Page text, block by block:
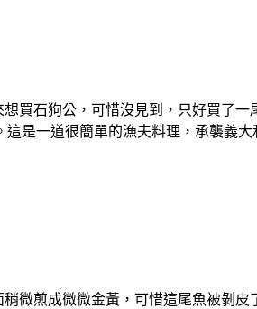
買石狗公，可惜沒見到，只好買了
是一道很簡單的漁夫料理，承襲義
微煎成微微金黃，可惜這尾魚被剝皮